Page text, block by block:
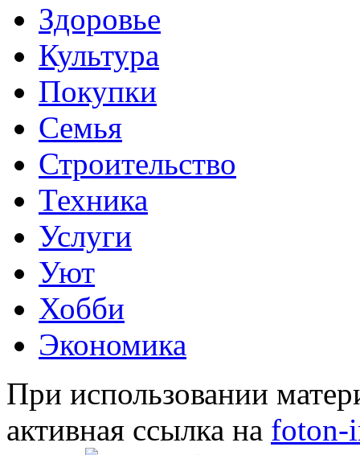
Здоровье
Культура
Покупки
Семья
Строительство
Техника
Услуги
Уют
Хобби
Экономика
При использовании
активная ссылка на foton-